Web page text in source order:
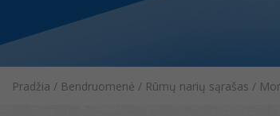
Pradžia / Bendruomenė / Rūmų narių sąrašas /